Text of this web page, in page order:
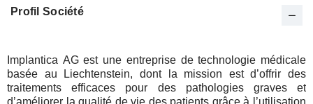
Profil Société
Implantica AG est une entreprise de technologie médicale
basée au Liechtenstein, dont la mission est d’offrir des
traitements efficaces pour des pathologies graves et
d’améliorer la qualité de vie des patients grâce à l’utilisation